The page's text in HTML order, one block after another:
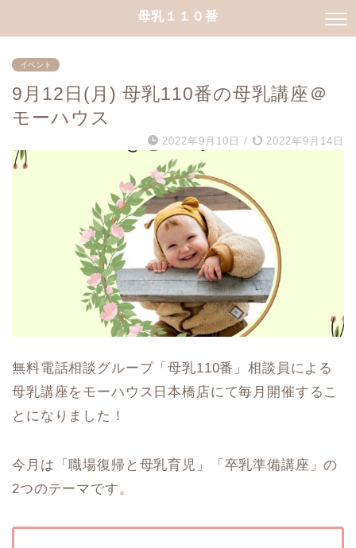
母乳１１０番
イベント
9月12日(月) 母乳110番の母乳講座＠
モーハウス
2022年9月10日 / 2022年9月14日
無料電話相談グループ「母乳110番」相談員による
母乳講座をモーハウス日本橋店にて毎月開催するこ
とになりました！
今月は「職場復帰と母乳育児」「卒乳準備講座」の
2つのテーマです。